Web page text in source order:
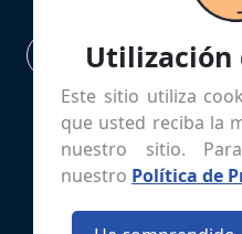
Utilización
Este sitio utiliza
que usted reciba la
nuestro sitio.
nuestro Política de
Home Perfil